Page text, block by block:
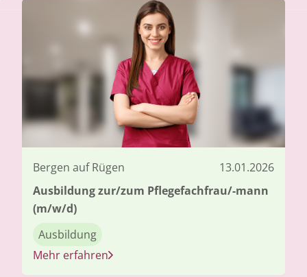
Bergen auf Rügen
13.01.2026
Ausbildung zur/zum Pflegefachfrau/-mann
(m/w/d)
Ausbildung
Mehr erfahren